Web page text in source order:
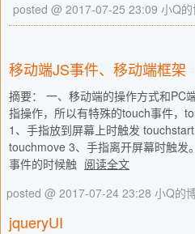
posted @ 2017-07-25 23:09 小Q的
移动端JS事件、移动端框架
摘要： 一、移动端的操作方式和PC
指操作，所以有特殊的touch事件，
1、手指放到屏幕上时触发
touchmove 3、手指离开屏幕时触发
事件的时候触 阅读全文
posted @ 2017-07-24 23:28 小Q的
jqueryUI